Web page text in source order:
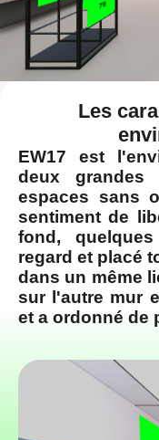
Les
EW17 est
deux
espaces sans
sentiment de
fond,
regard et placé
dans un même
sur l'autre mur
et a ordonné de